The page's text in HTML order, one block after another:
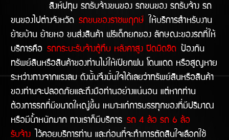
สิงห์ปทุม รถรับจ้างขนของ รถขนของ รถรับจ้าง รถ
ขนของไปต่างจังหวัด รถขนของราชพฤกษ์ ให้บริการสำหรับงาน
ย้ายบ้าน ย้ายหอ ขนส่งสินค้า ฟรีเด็กยกของ ลักษณะของรถที่ให้
บริการคือ รถกระบะรับจ้างตู้ทึบ หลังคาสูง ปิดมิดชิด ป้องกัน
ทรัพย์สินหรือสินค้าของท่านไม่ให้เปียกฝน โดนแดด หรือสูญหาย
ระหว่างทางจากแรงลม ดังนั้นจึงมั่นใจได้เลยว่าทรัพย์สินหรือสินค้า
ของท่านจะปลอดภัยและถึงมือท่านอย่างแน่นอน แต่หากท่าน
ต้องการรถที่มีขนาดใหญ่ขึ้น เหมาะแก่การบรรทุกของที่มีปริมาณ
หรือมีน้ำหนักมาก ทางเราก็มีบริการ รถ 4 ล้อ รถ 6 ล้อ
รับจ้าง ไว้คอยบริการท่าน และก่อนที่จะทำการตัดสินใจเลือกใช้